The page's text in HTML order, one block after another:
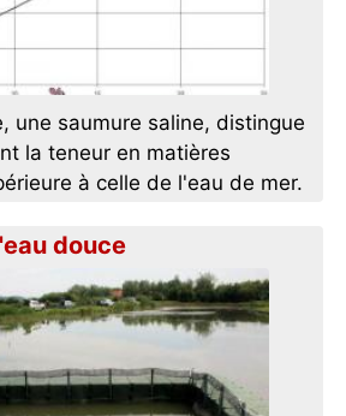
une saumure saline, distingue
la teneur en matières
à celle de l'eau de mer.
douce